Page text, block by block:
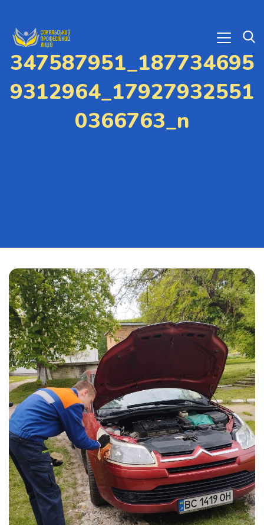
347587951_187734695
9312964_17927932551
0366763_n